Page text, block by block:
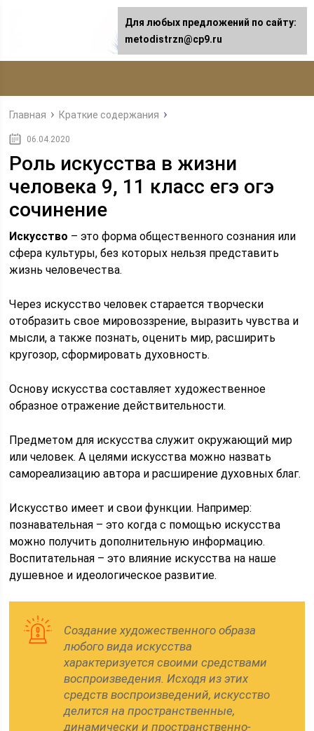
Главная Краткие содержания
06.04.2020
Роль искусства в жизни
человека 9, 11 класс егэ огэ
сочинение
Искусство – это форма общественного сознания или
сфера культуры, без которых нельзя представить
жизнь человечества.
Через искусство человек старается творчески
отобразить свое мировоззрение, выразить чувства и
мысли, а также познать, оценить мир, расширить
кругозор, сформировать духовность.
Основу искусства составляет художественное
образное отражение действительности.
Предметом для искусства служит окружающий мир
или человек. А целями искусства можно назвать
самореализацию автора и расширение духовных благ.
Искусство имеет и свои функции. Например:
познавательная – это когда с помощью искусства
можно получить дополнительную информацию.
Воспитательная – это влияние искусства на наше
душевное и идеологическое развитие.
Создание художественного образа
любого вида искусства
характеризуется своими средствами
воспроизведения. Исходя из этих
средств воспроизведений, искусство
делится на пространственные,
динамически и пространственно-
Для любых предложений по сайту:
metodistrzn@cp9.ru